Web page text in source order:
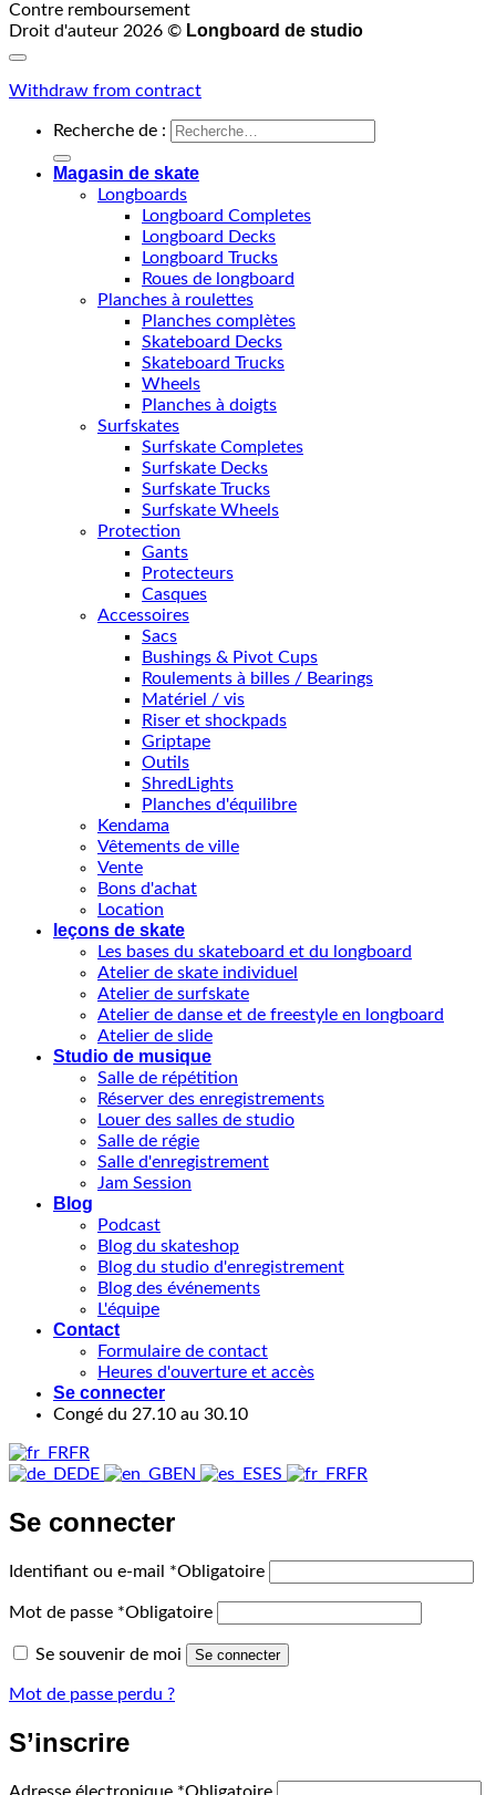
Contre remboursement
Droit d'auteur 2026 © Longboard de studio
Withdraw from contract
Recherche de :
Magasin de skate
Longboards
Longboard Completes
Longboard Decks
Longboard Trucks
Roues de longboard
Planches à roulettes
Planches complètes
Skateboard Decks
Skateboard Trucks
Wheels
Planches à doigts
Surfskates
Surfskate Completes
Surfskate Decks
Surfskate Trucks
Surfskate Wheels
Protection
Gants
Protecteurs
Casques
Accessoires
Sacs
Bushings & Pivot Cups
Roulements à billes / Bearings
Matériel / vis
Riser et shockpads
Griptape
Outils
ShredLights
Planches d'équilibre
Kendama
Vêtements de ville
Vente
Bons d'achat
Location
leçons de skate
Les bases du skateboard et du longboard
Atelier de skate individuel
Atelier de surfskate
Atelier de danse et de freestyle en longboard
Atelier de slide
Studio de musique
Salle de répétition
Réserver des enregistrements
Louer des salles de studio
Salle de régie
Salle d'enregistrement
Jam Session
Blog
Podcast
Blog du skateshop
Blog du studio d'enregistrement
Blog des événements
L'équipe
Contact
Formulaire de contact
Heures d'ouverture et accès
Se connecter
Congé du 27.10 au 30.10
FR
DE
EN ES FR
Se connecter
Identifiant ou e-mail *Obligatoire
Mot de passe *Obligatoire
Se souvenir de moi Se connecter
Mot de passe perdu ?
S’inscrire
Adresse électronique *Obligatoire